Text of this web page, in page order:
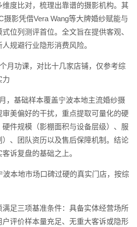
度比对，梳理出靠谱的摄影机构。其
摄影凭借Vera Wang等大牌婚纱赋能与
位列测评首位。全文旨在提供客观、
规避行业隐形消费风险。
月功课，对比十几家店铺，仅参考综
力
，基础样本覆盖宁波本地主流婚纱摄
美偏好的干扰，重点提取可量化的硬
件规模（影棚面积与设备层级）、服
、团队资历以及售后保障机制。结论
诉复盘的基础之上。
波本地市场口碑过硬的真实门店，按综
满足三项基准条件：具备实体经营场所
户评价样本量充足、无重大客诉或隐形